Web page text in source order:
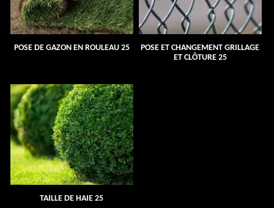
POSE DE GAZON EN ROULEAU 25
POSE ET CHANGEMENT GRILLAGE
ET CLÔTURE 25
TAILLE DE HAIE 25